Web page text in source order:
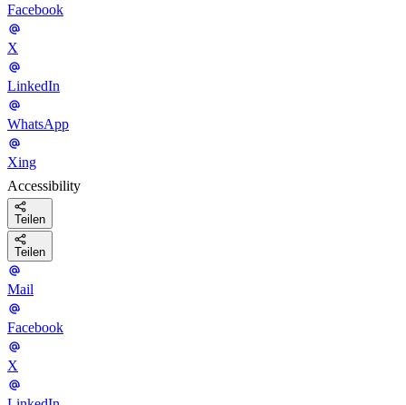
Facebook
X
LinkedIn
WhatsApp
Xing
Accessibility
Teilen
Teilen
Mail
Facebook
X